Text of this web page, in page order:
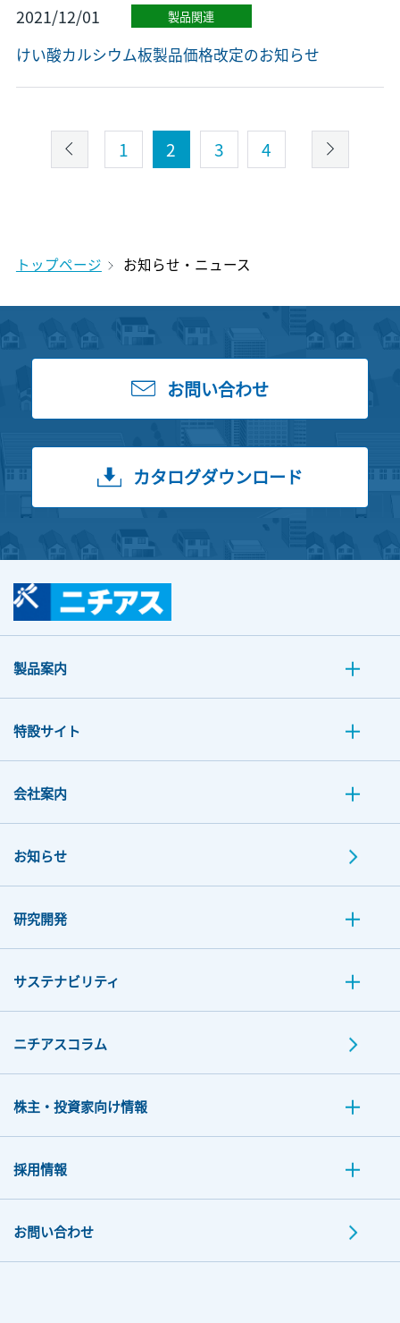
2021/12/01 製品関連
けい酸カルシウム板製品価格改定のお知らせ
1 2 3 4
トップページ お知らせ・ニュース
お問い合わせ
カタログダウンロード
製品案内
特設サイト
会社案内
お知らせ
研究開発
サステナビリティ
ニチアスコラム
株主・投資家向け情報
採用情報
お問い合わせ